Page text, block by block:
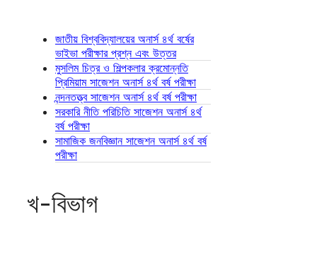
জাতীয় বিশ্ববিদ্যালয়ের অনার্স ৪র্থ বর্ষের
ভাইভা পরীক্ষার প্রশ্ন এবং উত্তর
মুসলিম চিত্র ও শিল্পকলার ক্রমোন্নতি
প্রিমিয়াম সাজেশন অনার্স ৪র্থ বর্ষ পরীক্ষা
নন্দনতত্ত্ব সাজেশন অনার্স ৪র্থ বর্ষ পরীক্ষা
সরকারি নীতি পরিচিতি সাজেশন অনার্স ৪র্থ
বর্ষ পরীক্ষা
সামাজিক জনবিজ্ঞান সাজেশন অনার্স ৪র্থ বর্ষ
পরীক্ষা
খ-বিভাগ